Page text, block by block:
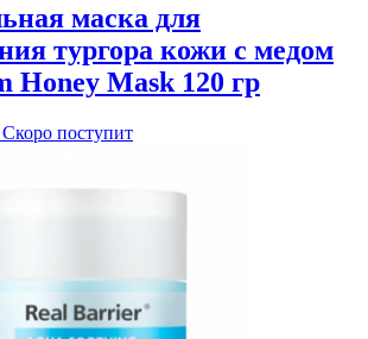
маска для
тургора кожи с медом
Honey Mask 120 гр
Скоро поступит